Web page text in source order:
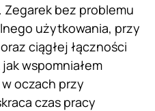
bez problemu
użytkowania, przy
ciągłej łączności
wspomniałem
oczach przy
czas pracy